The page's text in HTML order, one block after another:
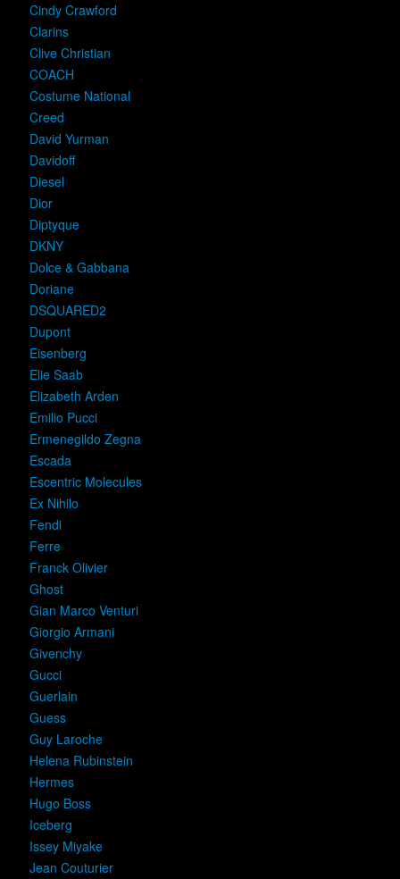
Cindy Crawford
Clarins
Clive Christian
COACH
Costume National
Creed
David Yurman
Davidoff
Diesel
Dior
Diptyque
DKNY
Dolce & Gabbana
Doriane
DSQUARED2
Dupont
Eisenberg
Elie Saab
Elizabeth Arden
Emilio Pucci
Ermenegildo Zegna
Escada
Escentric Molecules
Ex Nihilo
Fendi
Ferre
Franck Olivier
Ghost
Gian Marco Venturi
Giorgio Armani
Givenchy
Gucci
Guerlain
Guess
Guy Laroche
Helena Rubinstein
Hermes
Hugo Boss
Iceberg
Issey Miyake
Jean Couturier